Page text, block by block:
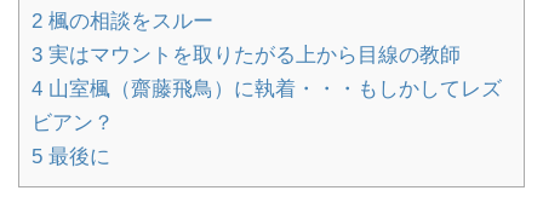
2 楓の相談をスルー
3 実はマウントを取りたがる上から目線の教師
4 山室楓（齋藤飛鳥）に執着・・・もしかしてレズ
ビアン？
5 最後に